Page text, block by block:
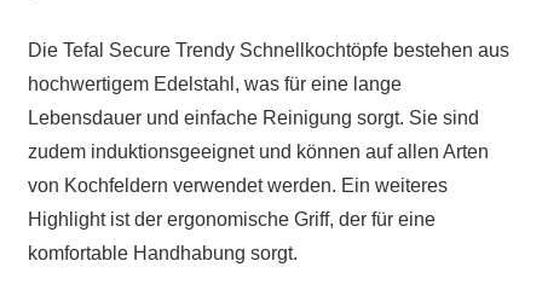
Die Tefal Secure Trendy Schnellkochtöpfe bestehen aus
hochwertigem Edelstahl, was für eine lange
Lebensdauer und einfache Reinigung sorgt. Sie sind
zudem induktionsgeeignet und können auf allen Arten
von Kochfeldern verwendet werden. Ein weiteres
Highlight ist der ergonomische Griff, der für eine
komfortable Handhabung sorgt.